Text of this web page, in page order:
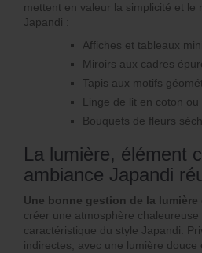
mettent en valeur la simplicité et le
Japandi :
Affiches et tableaux
Miroirs aux cadres
Tapis aux motifs
Linge de lit en coton ou
Bouquets de fleurs
La lumière, élément
ambiance Japandi
Une bonne gestion de la lumière
créer une atmosphère chaleureuse
caractéristique du style Japandi.
indirectes, avec une lumière douce